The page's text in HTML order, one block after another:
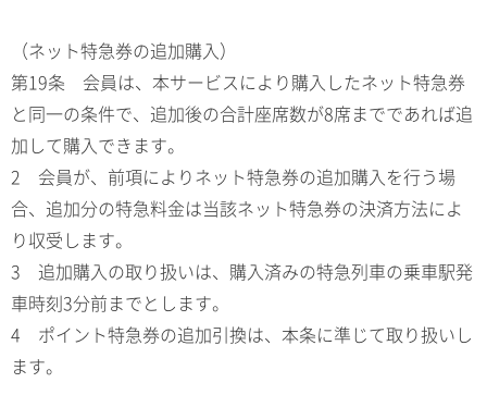
（ネット特急券の追加購入）
第19条 会員は、本サービスにより購入したネット特急券
と同一の条件で、追加後の合計座席数が8席までであれば追
加して購入できます。
2 会員が、前項によりネット特急券の追加購入を行う場
合、追加分の特急料金は当該ネット特急券の決済方法によ
り収受します。
3 追加購入の取り扱いは、購入済みの特急列車の乗車駅発
車時刻3分前までとします。
4 ポイント特急券の追加引換は、本条に準じて取り扱いし
ます。